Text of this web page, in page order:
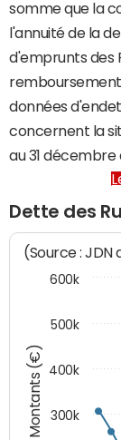
somme que la
l'annuité de la
d'emprunts des
remboursement
données
concernent la
au 31 décembre
Dette des
Montants (€)
(Source :
300k
400k
500k
600k